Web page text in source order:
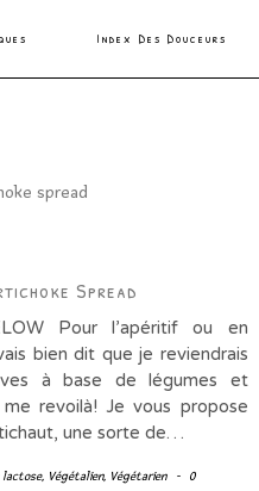
Index Des Douceurs
Spread
Pour l’apéritif ou en
bien dit que je reviendrais
à base de légumes et
revoilà! Je vous propose
une sorte de…
lactose, Végétalien, Végétarien -
0